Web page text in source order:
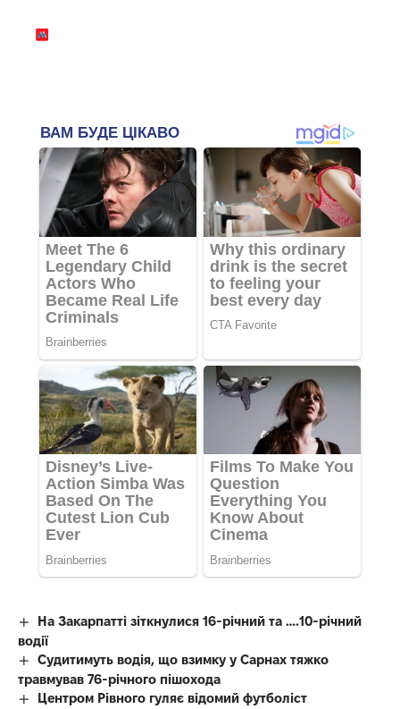
На Закарпатті зіткнулися 16-річний та ….10-річний
водії
Судитимуть водія, що взимку у Сарнах тяжко
травмував 76-річного пішохода
Центром Рівного гуляє відомий футболіст